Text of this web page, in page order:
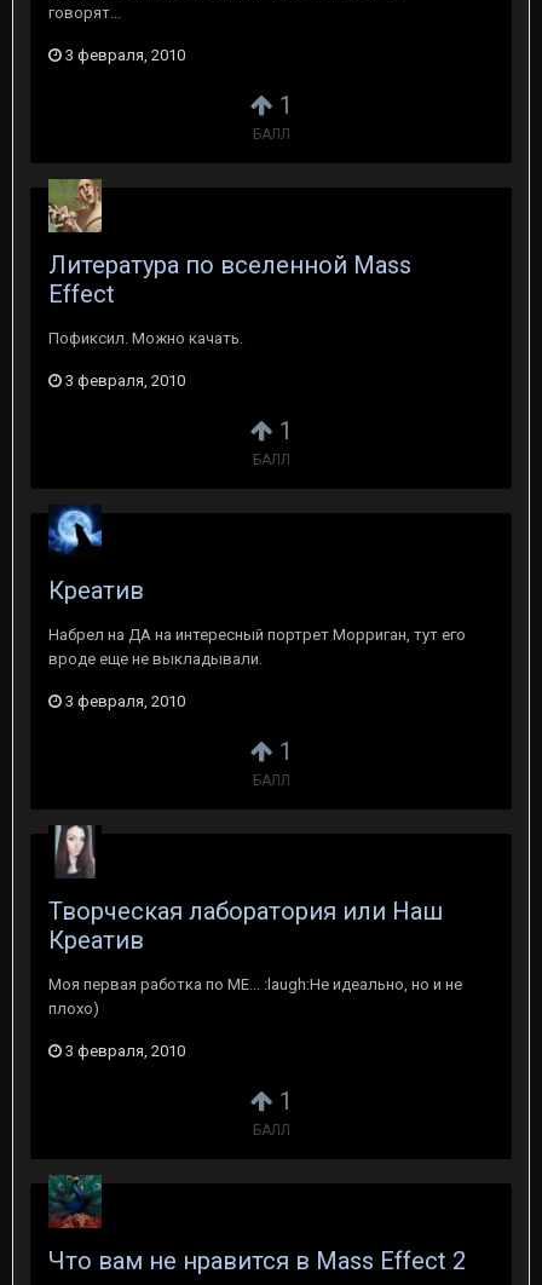
1
БАЛЛ
говорят...
3 февраля, 2010
1
БАЛЛ
Литература по вселенной Mass
Effect
Пофиксил. Можно качать.
3 февраля, 2010
1
БАЛЛ
Креатив
Набрел на ДА на интересный портрет Морриган, тут его
вроде еще не выкладывали.
3 февраля, 2010
1
БАЛЛ
Творческая лаборатория или Наш
Креатив
Моя первая работка по МЕ... :laugh:Не идеально, но и не
плохо)
3 февраля, 2010
Что вам не нравится в Mass Effect 2